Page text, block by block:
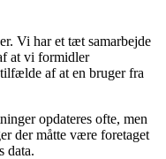
Vi har et tæt samarbejde
at vi formidler
af at en bruger fra
opdateres ofte, men
der måtte være foretaget
data.